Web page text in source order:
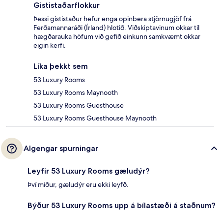
Gististaðarflokkur
Þessi gististaður hefur enga opinbera stjörnugjöf frá
Ferðamannaráði (Írland) hlotið. Viðskiptavinum okkar til
hægðarauka höfum við gefið einkunn samkvæmt okkar
eigin kerfi.
Líka þekkt sem
53 Luxury Rooms
53 Luxury Rooms Maynooth
53 Luxury Rooms Guesthouse
53 Luxury Rooms Guesthouse Maynooth
Algengar spurningar
Leyfir 53 Luxury Rooms gæludýr?
Því miður, gæludýr eru ekki leyfð.
Býður 53 Luxury Rooms upp á bílastæði á staðnum?